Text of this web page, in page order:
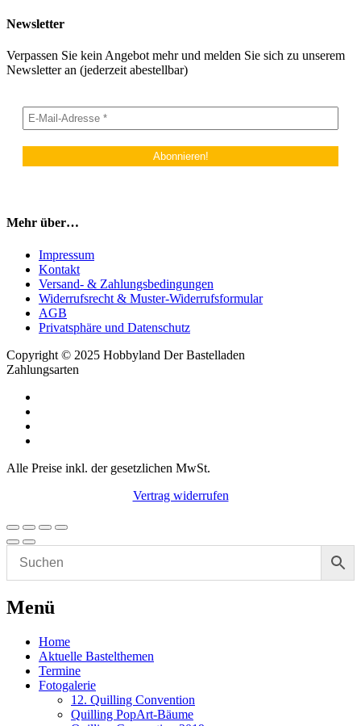
Newsletter
Verpassen Sie kein Angebot mehr und melden Sie sich zu unserem
Newsletter an (jederzeit abestellbar)
Mehr über…
Impressum
Kontakt
Versand- & Zahlungsbedingungen
Widerrufsrecht & Muster-Widerrufsformular
AGB
Privatsphäre und Datenschutz
Copyright © 2025 Hobbyland Der Bastelladen
Zahlungsarten
Alle Preise inkl. der gesetzlichen MwSt.
Vertrag widerrufen
Menü
Home
Aktuelle Bastelthemen
Termine
Fotogalerie
12. Quilling Convention
Quilling PopArt-Bäume